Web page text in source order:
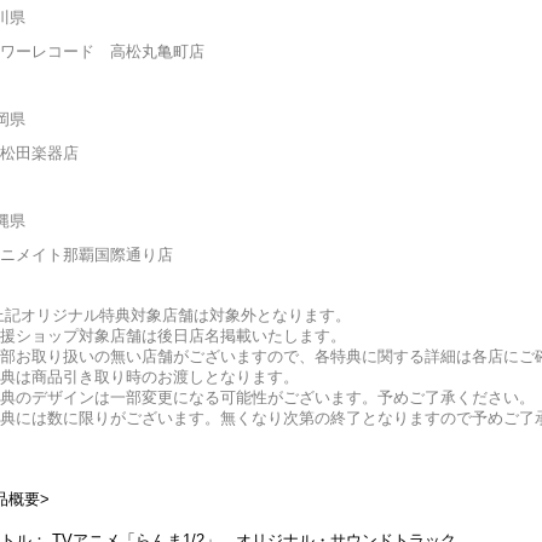
県
ワーレコード 高松丸亀町店
県
松田楽器店
県
ニメイト那覇国際通り店
オリジナル特典対象店舗は対象外となります。
ショップ対象店舗は後日店名掲載いたします。
お取り扱いの無い店舗がございますので、各特典に関する詳細は各店にご
は商品引き取り時のお渡しとなります。
のデザインは一部変更になる可能性がございます。予めご了承ください。
には数に限りがございます。無くなり次第の終了となりますので予めご了
概要>